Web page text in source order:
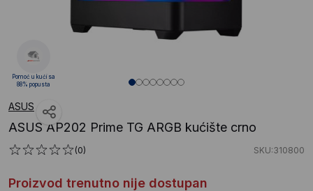
ASUS
ASUS AP202 Prime TG ARGB kućište crno
(0) SKU:310800
Proizvod trenutno nije dostupan
Pomoć u kući sa
88% popusta